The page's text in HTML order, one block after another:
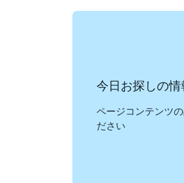
今日お探しの
ページコンテンツ
ださい